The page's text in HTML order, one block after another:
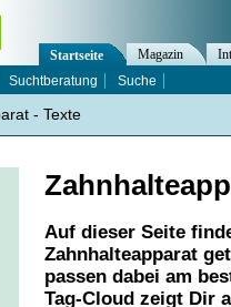
Auf dieser Seite
Zahnhalteapparat
passen dabei am
Tag-Cloud zeigt Dir
Startseite Magazin
Suchtberatung Suche
- Texte